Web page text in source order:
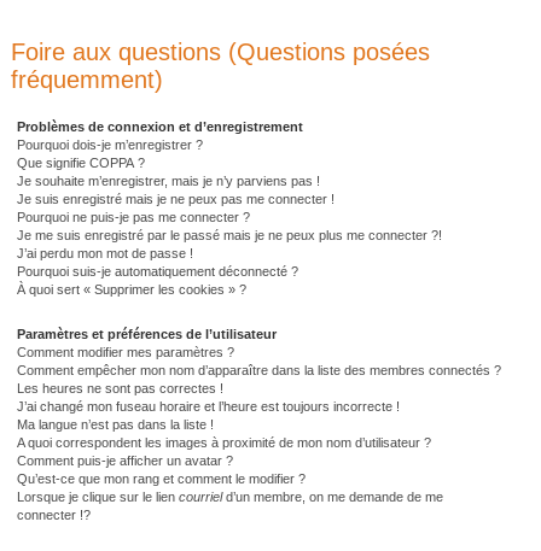
Foire aux questions (Questions posées
fréquemment)
Problèmes de connexion et d’enregistrement
Pourquoi dois-je m’enregistrer ?
Que signifie COPPA ?
Je souhaite m’enregistrer, mais je n’y parviens pas !
Je suis enregistré mais je ne peux pas me connecter !
Pourquoi ne puis-je pas me connecter ?
Je me suis enregistré par le passé mais je ne peux plus me connecter ?!
J’ai perdu mon mot de passe !
Pourquoi suis-je automatiquement déconnecté ?
À quoi sert « Supprimer les cookies » ?
Paramètres et préférences de l’utilisateur
Comment modifier mes paramètres ?
Comment empêcher mon nom d’apparaître dans la liste des membres connectés ?
Les heures ne sont pas correctes !
J’ai changé mon fuseau horaire et l’heure est toujours incorrecte !
Ma langue n’est pas dans la liste !
A quoi correspondent les images à proximité de mon nom d’utilisateur ?
Comment puis-je afficher un avatar ?
Qu’est-ce que mon rang et comment le modifier ?
Lorsque je clique sur le lien courrield’un membre, on me demande de me
connecter !?